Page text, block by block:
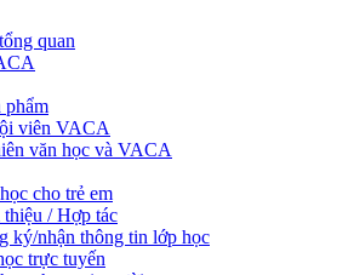
quan
phẩm
viên VACA
văn học và VACA
cho trẻ em
/ Hợp tác
ký/nhận thông tin lớp học
trực tuyến